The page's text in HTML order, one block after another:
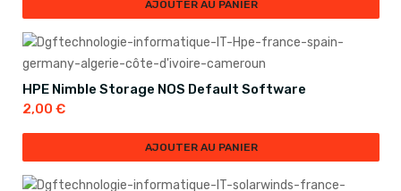
AJOUTER AU PANIER
HPE Nimble Storage NOS Default Software
2,00 €
AJOUTER AU PANIER